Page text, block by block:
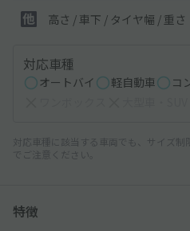
高さ / 車下 / タイヤ幅 / 重さ
対応車種
オートバイ 軽自動車 コ
対応車種に該当する車両でも、サイズ制
でご注意ください。
特徴